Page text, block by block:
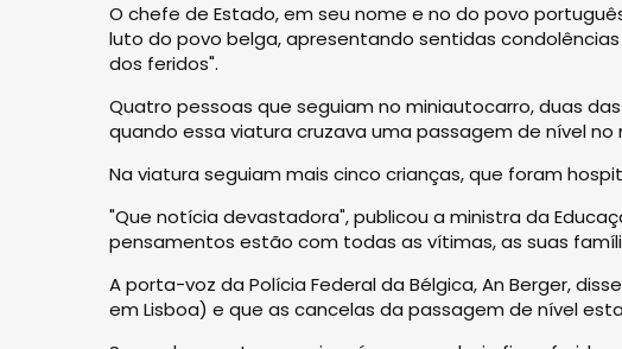
O chefe de Estado, em seu nome e no do povo
luto do povo belga, apresentando sentidas
dos feridos".
Quatro pessoas que seguiam no miniautocarro, duas
quando essa viatura cruzava uma passagem de nível
Na viatura seguiam mais cinco crianças, que foram
"Que notícia devastadora", publicou a ministra da
pensamentos estão com todas as vítimas, as suas
A porta-voz da Polícia Federal da Bélgica, An Berger,
em Lisboa) e que as cancelas da passagem de nível